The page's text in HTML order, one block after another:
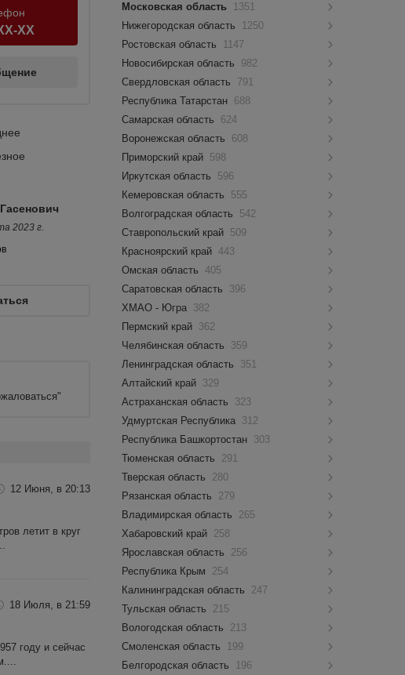
XX
2023 г.
12 Июня, в 20:13
летит в круг
18 Июля, в 21:59
году и сейчас
Московская область 1351
Нижегородская область
1250
Ростовская область
1147
Новосибирская область
982
Свердловская область
791
Республика Татарстан 688
Самарская область
624
Воронежская область
608
Приморский край 598
Иркутская область
596
Кемеровская область
555
Волгоградская область
542
Ставропольский край 509
Красноярский край 443
Омская область
405
Саратовская область
396
ХМАО - Югра 382
Пермский край 362
Челябинская область
359
Ленинградская область
351
Алтайский край 329
Астраханская область
323
Удмуртская Республика 312
Республика Башкортостан 303
Тюменская область
291
Тверская область
280
Рязанская область
279
Владимирская область
265
Хабаровский край 258
Ярославская область
256
Республика Крым
254
Калининградская область
247
Тульская область
215
Вологодская область
213
Смоленская область
199
Белгородская область
196